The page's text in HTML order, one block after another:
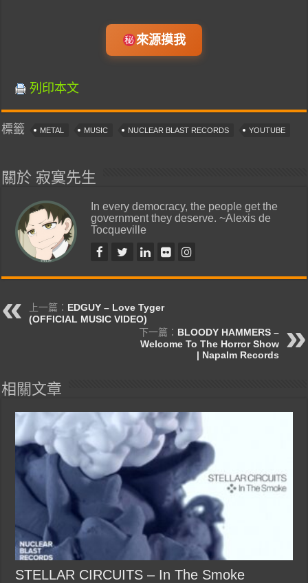
來源摸我
列印本文
標籤 METAL MUSIC NUCLEAR BLAST RECORDS YOUTUBE
關於 寂寞先生
In every democracy, the people get the
government they deserve. ~Alexis de
Tocqueville
上一篇： EDGUY – Love Tyger
(OFFICIAL MUSIC VIDEO)
下一篇： BLOODY HAMMERS –
Welcome To The Horror Show
| Napalm Records
相關文章
STELLAR CIRCUITS – In The Smoke